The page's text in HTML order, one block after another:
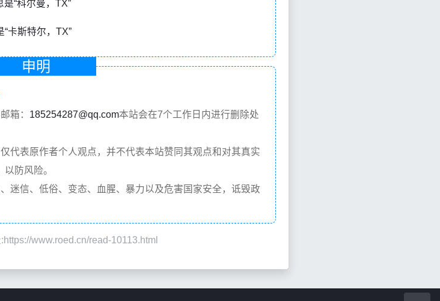
是“科尔曼，TX”
“卡斯特尔，TX”
申明
箱： 185254287@qq.com本站会在7个工作日内进行删除处
代表原作者个人观点，并不代表本站赞同其观点和对其真实
防风险。
迷信、低俗、变态、血腥、暴力以及危害国家安全，诋毁政
www.roed.cn/read-10113.html